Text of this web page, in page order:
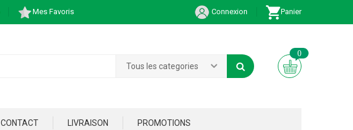
Mes Favoris Connexion Panier
Tous les categories
0
CONTACT LIVRAISON PROMOTIONS